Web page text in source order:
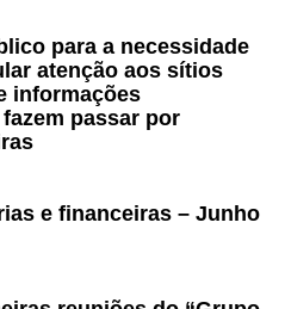
para a necessidade
atenção aos sítios
informações
passar por
e financeiras – Junho